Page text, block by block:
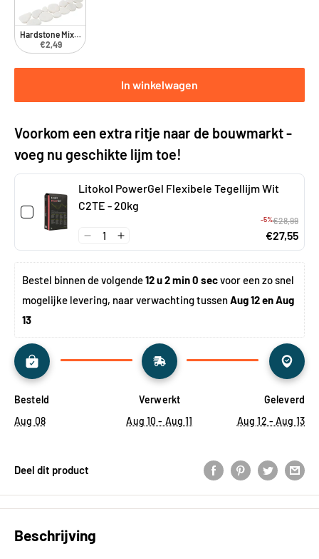
Hardstone Mix · 5,2x23 cm
€2,49
In winkelwagen
Voorkom een extra ritje naar de bouwmarkt -
voeg nu geschikte lijm toe!
Litokol PowerGel Flexibele Tegellijm Wit
C2TE - 20kg
-5%€28,99
€27,55
Bestel binnen de volgende 12 u 1 min 59 sec voor een zo
snel mogelijke levering, naar verwachting tussen Aug 12 en
Aug 13
Besteld
Aug 08
Verwerkt
Aug 10 - Aug 11
Geleverd
Aug 12 - Aug 13
Deel dit product
Beschrijving